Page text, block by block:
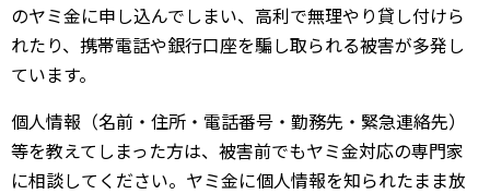
のヤミ金に申し込んでしまい、高利で無理やり貸し付けら
れたり、携帯電話や銀行口座を騙し取られる被害が多発し
ています。
個人情報（名前・住所・電話番号・勤務先・緊急連絡先）
等を教えてしまった方は、被害前でもヤミ金対応の専門家
に相談してください。ヤミ金に個人情報を知られたまま放